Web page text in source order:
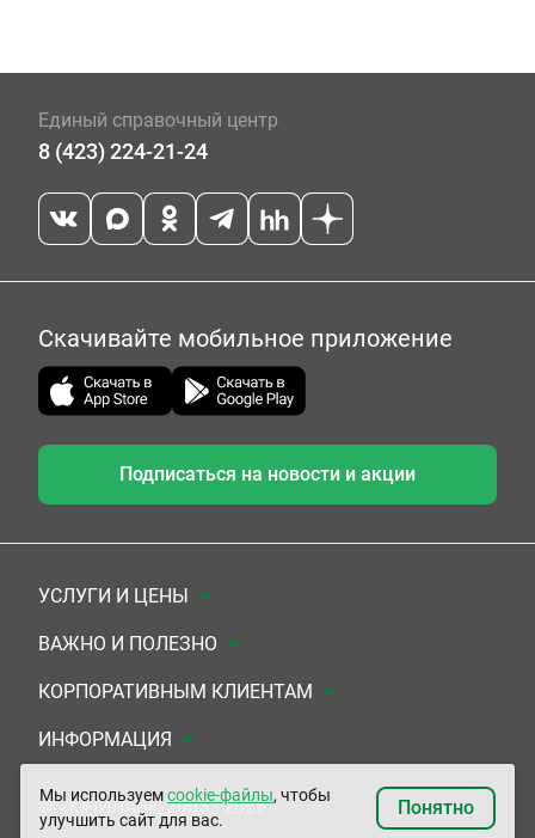
Единый справочный центр
8 (423) 224-21-24
Скачивайте мобильное приложение
Подписаться на новости и акции
УСЛУГИ И ЦЕНЫ
Анализы
Комплексы
УЗИ
ЭКГ/Холтер/СМАД
ВАЖНО И ПОЛЕЗНО
Документы для заключения договора
Система скидок
Подарочные сертификаты
КОРПОРАТИВНЫМ КЛИЕНТАМ
Медицинским организациям
Прочим организациям
ИНФОРМАЦИЯ
О Компании
© «ЮНИЛАБ», 2003 - 2026
Мы используемcookie-файлы, чтобы
улучшить сайт для вас.
Понятно